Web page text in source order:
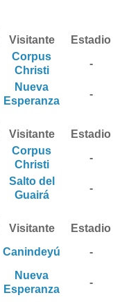
Visitante
Estadio
Corpus
Christi
-
Nueva
Esperanza
-
Visitante
Estadio
Corpus
Christi
-
Salto del
Guairá
-
Visitante
Estadio
Canindeyú -
Nueva
Esperanza
-